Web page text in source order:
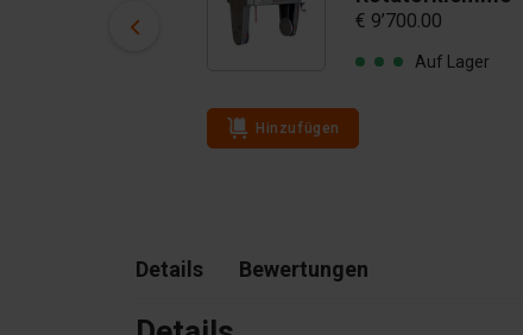
160x80x80 cm
€ 9’700.00
Auf Lager
Hinzufügen
Details Bewertungen